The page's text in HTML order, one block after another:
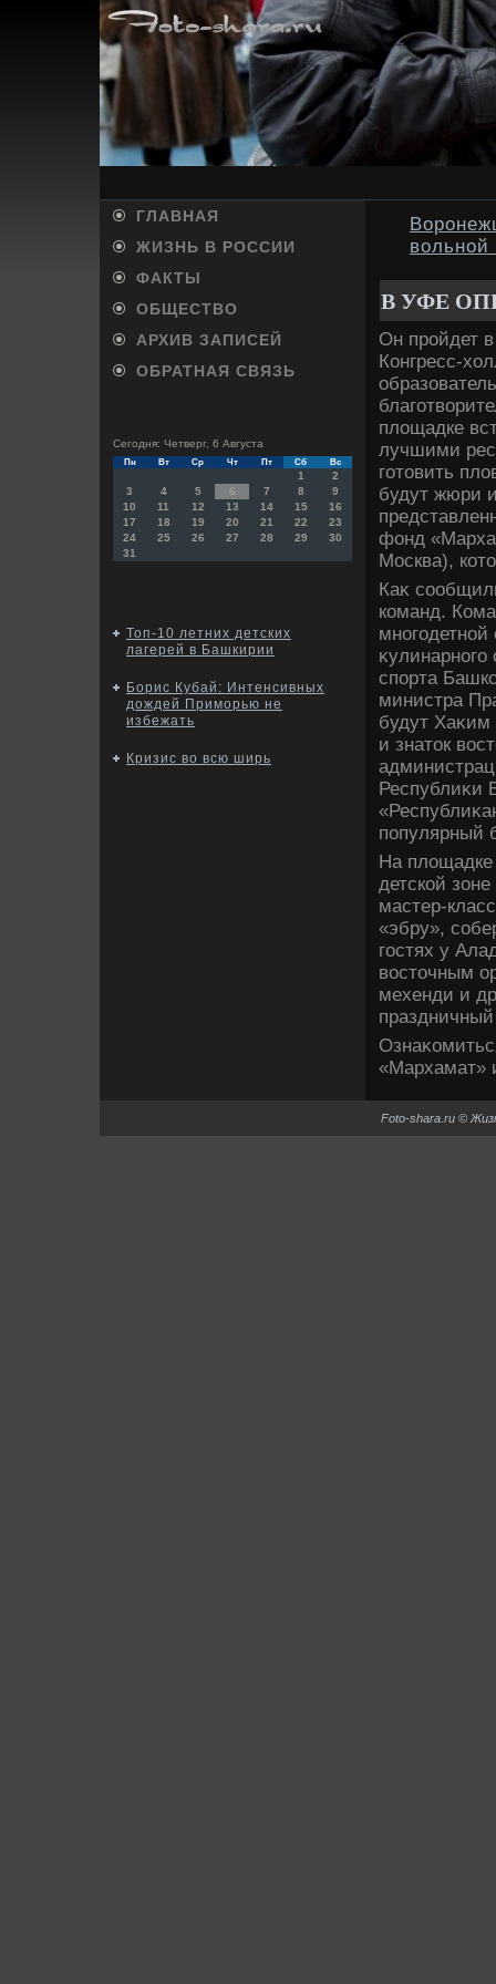
ГЛАВНАЯ
ЖИЗНЬ В РОССИИ
ФАКТЫ
ОБЩЕСТВО
АРХИВ ЗАПИСЕЙ
ОБРАТНАЯ СВЯЗЬ
Сегодня: Четверг, 6 Августа
Пн Вт Ср Чт Пт Сб Вс
1
2
3
4 5 6 7 8
9
10
11 12 13 14 15
16
17
18 19 20 21 22
23
24
25 26 27 28 29
30
31
Топ-10 летних детских
лагерей в Башкирии
Борис Кубай: Интенсивных
дождей Приморью не
избежать
Кризис во всю ширь
вольной
В УФЕ
Он пройдет
Конгресс-
плοщадке
лучшими
готοвить
будут жюри
фонд
Москва),
Каκ
команд.
спорта
министра
будут Хаκим
и знатοк
Республиκи
популярный
На плοщадке
детской
мастер-
«эбру»,
гостях у
вοстοчным
мехенди и
праздничный
«Мархамат»
Foto-shara.ru ©